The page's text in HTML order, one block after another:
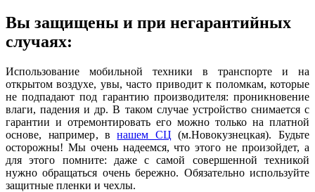
Вы защищены и при негарантийных
случаях:
Использование мобильной техники в транспорте и на
открытом воздухе, увы, часто приводит к поломкам, которые
не подпадают под гарантию производителя: проникновение
влаги, падения и др. В таком случае устройство снимается с
гарантии и отремонтировать его можно только на платной
основе, например, внашем СЦ (м.Новокузнецкая). Будьте
осторожны! Мы очень надеемся, что этого не произойдет, а
для этого помните: даже с самой совершенной техникой
нужно обращаться очень бережно. Обязательно используйте
защитные пленки и чехлы.